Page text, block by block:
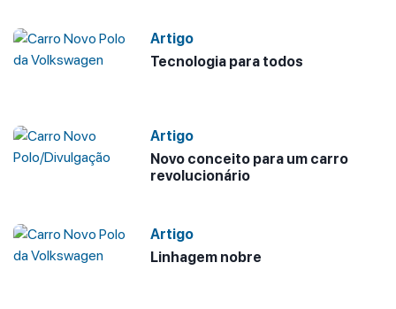
Artigo
Tecnologia para todos
Artigo
Novo conceito para um carro
revolucionário
Artigo
Linhagem nobre